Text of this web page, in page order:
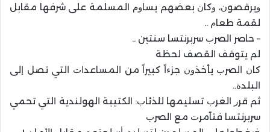
ﻭﻳﺮﻗﺼﻮﻥ، ﻭﻛﺎﻥ ﺑﻌﻀﻬﻢ ﻳﺴﺎﻭﻡ ﺍﻟﻤﺴﻠﻤﺔ ﻋﻠﻰ ﺷﺮﻓﻬﺎ ﻣﻘﺎﺑﻞ
ﻟﻘﻤﺔ ﻃﻌﺎﻡ ..
– ﺣﺎﺻﺮ ﺍﻟﺼﺮﺏ ﺳﺮﺑﺮﻧﺘﺴﺎ ﺳﻨﺘﻴﻦ ..
ﻟﻢ ﻳﺘﻮﻗﻒ ﺍﻟﻘﺼﻒ ﻟﺤﻈﺔ
ﻛﺎﻥ ﺍﻟﺼﺮﺏ ﻳﺄﺧﺬﻭﻥ ﺟﺰﺀﺍً ﻛﺒﻴﺮﺍً ﻣﻦ ﺍﻟﻤﺴﺎﻋﺪﺍﺕ ﺍﻟﺘﻲ ﺗﺼﻞ ﺇﻟﻰ
ﺍﻟﺒﻠﺪﺓ..
ﺛﻢ ﻗﺮﺭ ﺍﻟﻐﺮﺏ ﺗﺴﻠﻴﻤﻬﺎ ﻟﻠﺬﺋﺎﺏ: ﺍﻟﻜﺘﻴﺒﺔ ﺍﻟﻬﻮﻟﻨﺪﻳﺔ ﺍﻟﺘﻲ ﺗﺤﻤﻲ
ﺳﺮﺑﺮﻧﺘﺴﺎ فتآﻣﺮﺕ ﻣﻊ ﺍﻟﺼﺮﺏ